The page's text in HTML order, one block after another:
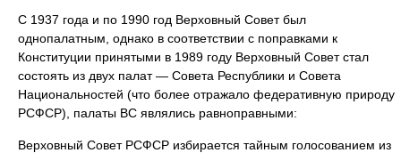
С 1937 года и по 1990 год Верховный Совет был
однопалатным, однако в соответствии с поправками к
Конституции принятыми в 1989 году Верховный Совет стал
состоять из двух палат — Совета Республики и Совета
Национальностей (что более отражало федеративную природу
РСФСР), палаты ВС являлись равноправными:
Верховный Совет РСФСР избирается тайным голосованием из